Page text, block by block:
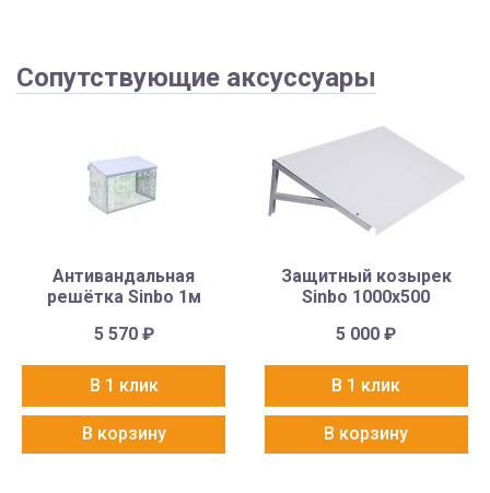
Сопутствующие аксуссуары
Антивандальная
решётка Sinbo 1м
5 570 ₽
В 1 клик
В корзину
Защитный козырек
Sinbo 1000х500
5 000₽
В 1 клик
В корзину